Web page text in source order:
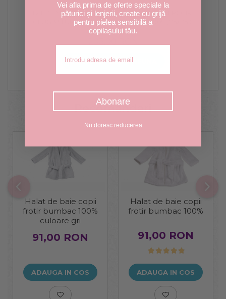
1 x HALAT DE BAIE CU
GLUGĂ ȘI URECHI DE
IEPURAȘ, FROTIR GRI
1 x PROSOP FROTIR
BUMBAC 100%, 75X75 CM
CUMPARA-LE IMPREUNA
Recomandari
Halat de baie copii
frotir bumbac 100%
culoare gri
91,00 RON
ADAUGA IN COS
Halat de baie copii
frotir bumbac 100%
91,00 RON
ADAUGA IN COS
Vei afla prima de oferte speciale la
păturici și lenjerii, create cu grijă
pentru pielea sensibilă a
copilașului tău.
Abonare
Nu doresc reducerea